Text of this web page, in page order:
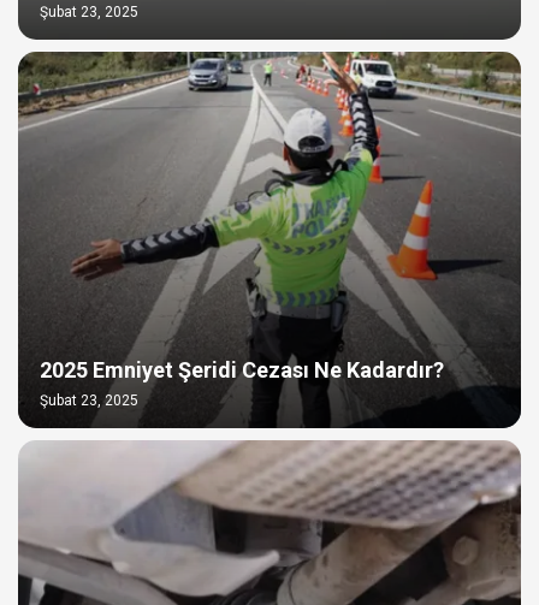
Şubat 23, 2025
2025 Emniyet Şeridi Cezası Ne Kadardır?
Şubat 23, 2025